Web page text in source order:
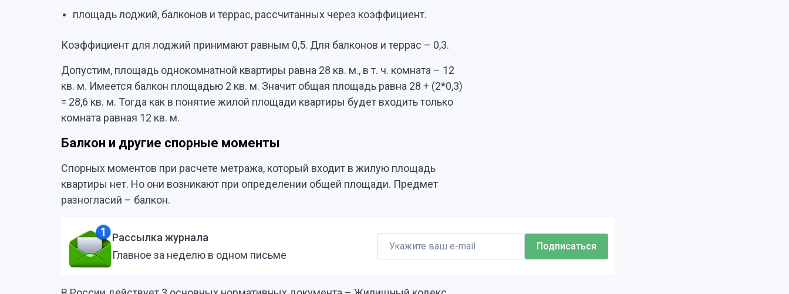
площадь лоджий, балконов и террас, рассчитанных через коэффициент.
Коэффициент для лоджий принимают равным 0,5. Для балконов и террас – 0,3.
Допустим, площадь однокомнатной квартиры равна 28 кв. м., в т. ч. комната – 12
кв. м. Имеется балкон площадью 2 кв. м. Значит общая площадь равна 28 + (2*0,3)
= 28,6 кв. м. Тогда как в понятие жилой площади квартиры будет входить только
комната равная 12 кв. м.
Балкон и другие спорные моменты
Спорных моментов при расчете метража, который входит в жилую площадь
квартиры нет. Но они возникают при определении общей площади. Предмет
разногласий – балкон.
Рассылка журнала
Главное за неделю в одном письме